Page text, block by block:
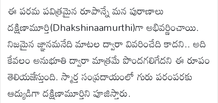
ఈ పరమ పవిత్రమైన రూపాన్నే మన పురాణాలు
దక్షిణామూర్తి(Dhakshinaamurthi)గా అభివర్ణించాయి.
నిజమైన జ్ఞానమనేది మాటల ద్వారా వివరించేది కాదని.. అది
కేవలం అనుభూతి ద్వారా మాత్రమే పొందగలిగేదని ఈ రూపం
తెలియజేస్తుంది. స్మార్త సంప్రదాయంలో గురు పరంపరకు
ఆద్యుడిగా దక్షిణామూర్తిని పూజిస్తారు.